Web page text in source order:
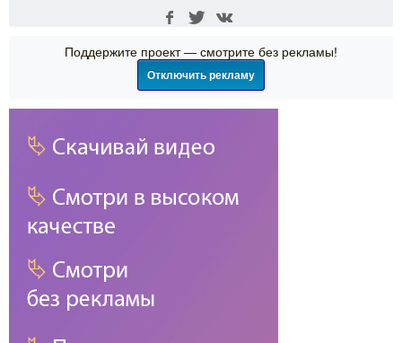
Поддержите проект — смотрите без рекламы!
Отключить рекламу